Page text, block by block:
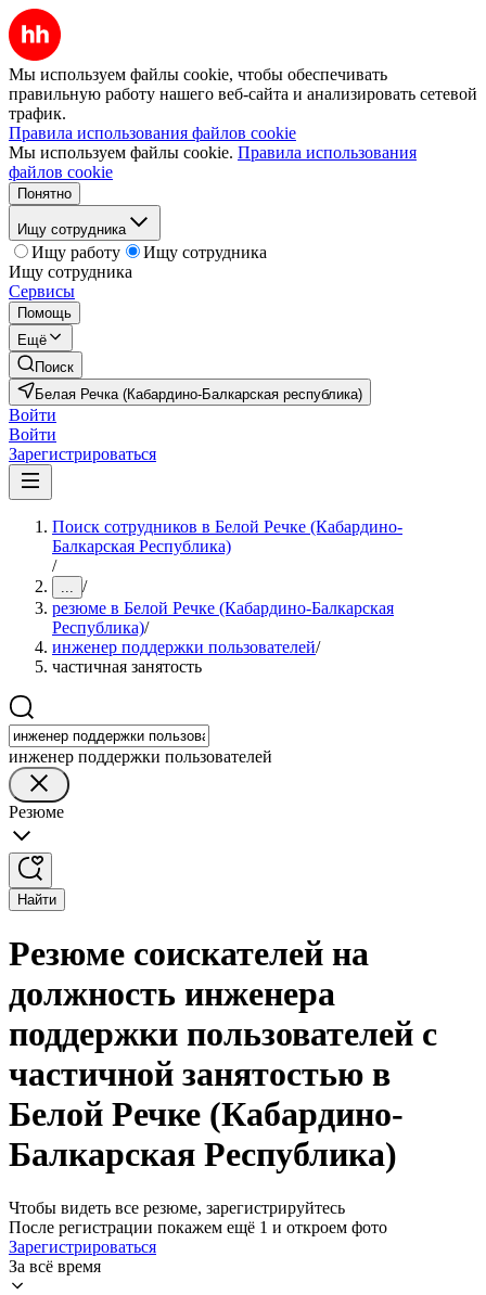
Мы используем файлы cookie, чтобы обеспечивать
правильную работу нашего веб-сайта и анализировать сетевой
трафик.
Правила использования файлов cookie
Мы используем файлы cookie. Правила использования
файлов cookie
Понятно
Ищу сотрудника
Ищу работу
Ищу сотрудника
Ищу сотрудника
Сервисы
Помощь
Ещё
Поиск
Белая Речка (Кабардино-Балкарская республика)
Войти
Войти
Зарегистрироваться
Поиск сотрудников в Белой Речке (Кабардино-
Балкарская Республика)
/
... /
резюме в Белой Речке (Кабардино-Балкарская
Республика)/
инженер поддержки пользователей/
частичная занятость
инженер поддержки пользователей
Резюме
Найти
Резюме соискателей на
должность инженера
поддержки пользователей с
частичной занятостью в
Белой Речке (Кабардино-
Балкарская Республика)
Чтобы видеть все резюме, зарегистрируйтесь
После регистрации покажем ещё 1 и откроем фото
Зарегистрироваться
За всё время